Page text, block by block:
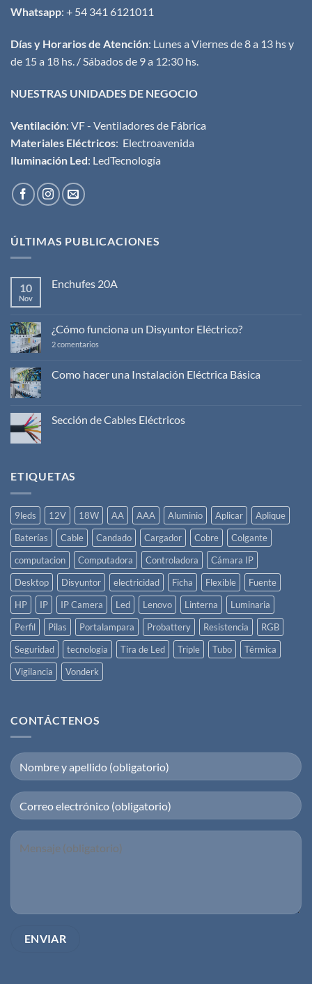
Whatsapp: + 54 341 6121011
Días y Horarios de Atención: Lunes a Viernes de 8 a 13 hs y
de 15 a 18 hs. / Sábados de 9 a 12:30 hs.
NUESTRAS UNIDADES DE NEGOCIO
Ventilación: VF - Ventiladores de Fábrica
Materiales Eléctricos: Electroavenida
Iluminación Led: LedTecnología
ÚLTIMAS PUBLICACIONES
10
Nov
Enchufes 20A
en
Enchufes
20A
¿Cómo funciona un Disyuntor Eléctrico?
2 comentarios
Disyuntor
Como hacer una Instalación Eléctrica Básica
en
Como
Sección de Cables Eléctricos
de
ETIQUETAS
9leds 12V 18W AA AAA Aluminio Aplicar
Aplique
Baterías
Cable Candado Cargador Cobre
Colgante
computacion
Computadora Controladora
Cámara IP
Desktop
Disyuntor electricidad Ficha Flexible
Fuente
HP
IP IP Camera Led Lenovo Linterna
Luminaria
Perfil
Pilas Portalampara Probattery Resistencia
RGB
Seguridad
tecnologia Tira de Led Triple Tubo
Térmica
Vigilancia
Vonderk
CONTÁCTENOS